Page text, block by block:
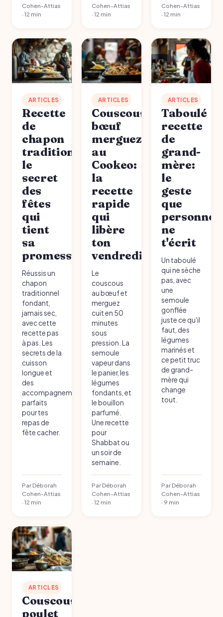
Cohen-Attias
· 12 min
Cohen-Attias
· 12 min
Cohen-Attias
· 12 min
ARTICLES
Recette
de
chapon
traditionnel:
le
secret
des
fêtes
qui
tient
sa
promesse
Réussis un
chapon
traditionnel
fondant,
jamais sec,
avec cette
recette pas
à pas. Les
secrets de la
cuisson
longue et
des
accompagnements
parfaits
pour tes
repas de
fête cacher.
Par Déborah
Cohen-Attias
· 12 min
ARTICLES
Couscous
bœuf
merguez
au
Cookeo:
la
recette
rapide
qui
libère
ton
vendredi
Le
couscous
au bœuf et
merguez
cuit en 50
minutes
sous
pression. La
semoule
vapeur dans
le panier, les
légumes
fondants, et
le bouillon
parfumé.
Une recette
pour
Shabbat ou
un soir de
semaine.
Par Déborah
Cohen-Attias
· 12 min
ARTICLES
Taboulé
recette
de
grand-
mère:
le
geste
que
personne
ne
t'écrit
Un taboulé
qui ne sèche
pas, avec
une
semoule
gonflée
juste ce qu'il
faut, des
légumes
marinés et
ce petit truc
de grand-
mère qui
change
tout.
Par Déborah
Cohen-Attias
· 9 min
ARTICLES
Couscous
poulet